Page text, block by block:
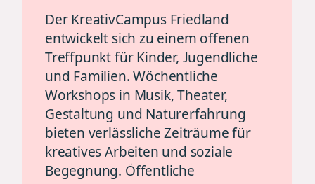
Der KreativCampus Friedland
entwickelt sich zu einem offenen
Treffpunkt für Kinder, Jugendliche
und Familien. Wöchentliche
Workshops in Musik, Theater,
Gestaltung und Naturerfahrung
bieten verlässliche Zeiträume für
kreatives Arbeiten und soziale
Begegnung. Öffentliche